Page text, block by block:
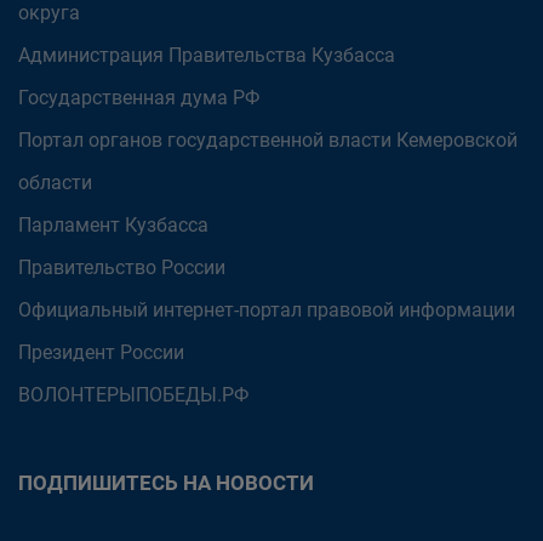
округа
Администрация Правительства Кузбасса
Государственная дума РФ
Портал органов государственной власти Кемеровской
области
Парламент Кузбасса
Правительство России
Официальный интернет-портал правовой информации
Президент России
ВОЛОНТЕРЫПОБЕДЫ.РФ
ПОДПИШИТЕСЬ НА НОВОСТИ